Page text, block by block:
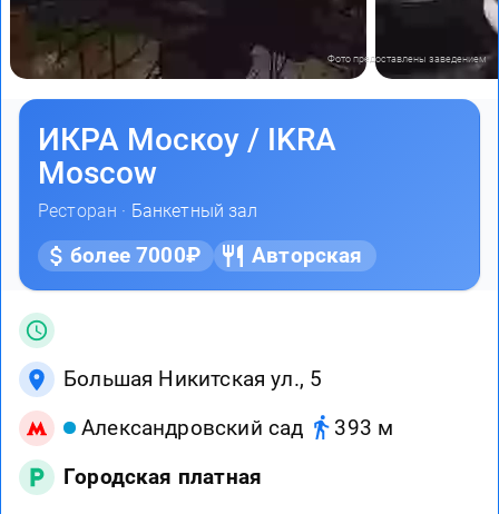
Фото предоставлены заведением
ИКРА Москоу / IKRA
Moscow
Ресторан · Банкетный зал
более 7000₽ Авторская
Большая Никитская ул., 5
Александровский сад
393 м
Городская платная